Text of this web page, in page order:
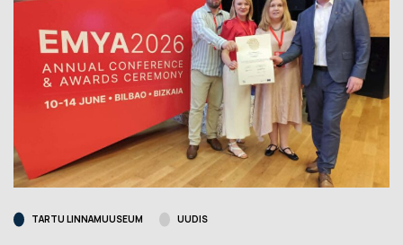
TARTU LINNAMUUSEUM UUDIS